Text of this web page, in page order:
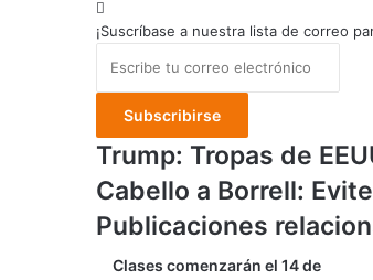
¡Suscríbase a nuestra lista de correo
correo
electrónico
Trump:
Tropas
de
EEUU
se
retiran
Trump: Tropas de
Cabello
Borrell:
opinar
Cabello a Borrell:
Publicaciones
Clases comenzarán el 14 de